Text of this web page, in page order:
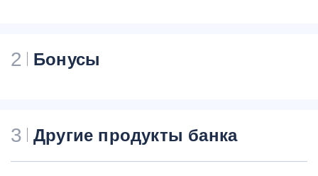
2 Бонусы
3 Другие продукты банка